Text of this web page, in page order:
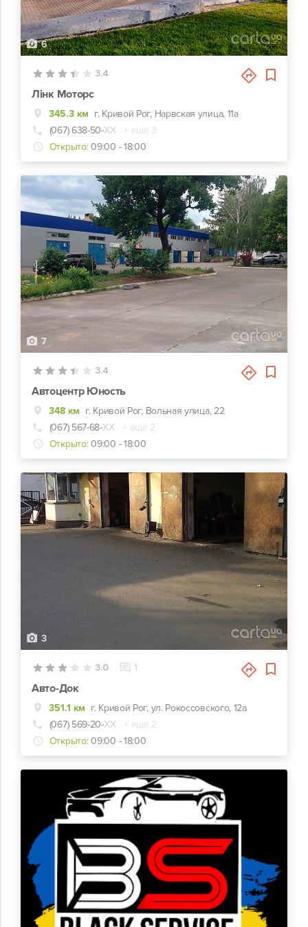
6
3.4
Лінк Моторс
345.3 км г. Кривой Рог, Нарвская улица, 11а
(067) 638-50-ХХ
+ еще 3
Открыто: 09:00 - 18:00
7
3.4
Автоцентр Юность
348 км г. Кривой Рог, Вольная улица, 22
(067) 567-68-ХХ
+ еще 2
Открыто: 09:00 - 18:00
3
3.0 1
Авто-Док
351.1 км г. Кривой Рог, ул. Рокоссовского, 12а
(067) 569-20-ХХ
+ еще 2
Открыто: 09:00 - 18:00